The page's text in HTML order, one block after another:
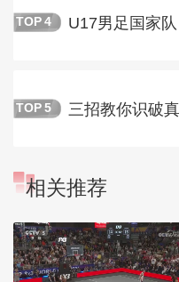
TOP 4 U17男足国家
TOP 5 三招教你识破
相关推荐